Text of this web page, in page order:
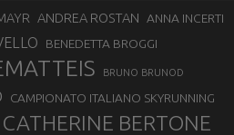
ANDREA ROSTAN ANNA INCERTI
BENEDETTA BROGGI
BRUNO BRUNOD
CAMPIONATO ITALIANO SKYRUNNING
CATHERINE BERTONE